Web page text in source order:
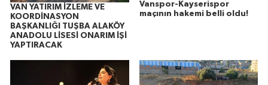
VAN YATIRIM İZLEME VE
KOORDİNASYON
BAŞKANLIĞI TUŞBA ALAKÖY
ANADOLU LİSESİ ONARIM İŞİ
YAPTIRACAK
Vanspor-Kayserispor
maçının hakemi belli oldu!